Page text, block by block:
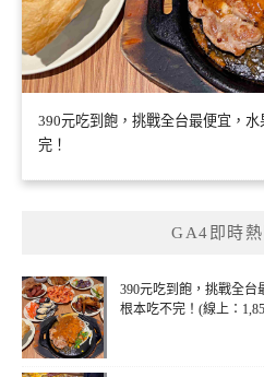
390元吃到飽，挑戰全台最便宜，
完！
GA4即時
390元吃到飽，挑戰全
根本吃不完！(線上：